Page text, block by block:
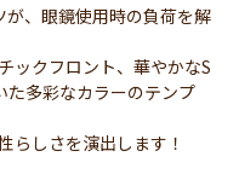
、眼鏡使用時の負荷を解
ックフロント、華やかなS
た多彩なカラーのテンプ
らしさを演出します！